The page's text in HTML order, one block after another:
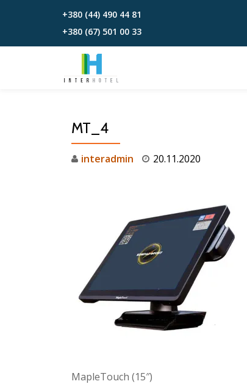
к
+380 (44) 490 44 81
+380 (67)‎‎ 501 00 33
MT_4
interadmin 20.11.2020
MapleTouch (15″)